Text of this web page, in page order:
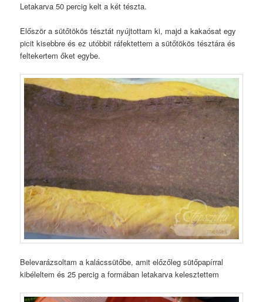
Letakarva 50 percig kelt a két tészta.
Először a sütőtökös tésztát nyújtottam ki, majd a kakaósat egy
picit kisebbre és ez utóbbit ráfektettem a sütőtökös tésztára és
feltekertem őket egybe.
Belevarázsoltam a kalácssütőbe, amit előzőleg sütőpapírral
kibéleltem és 25 percig a formában letakarva kelesztettem